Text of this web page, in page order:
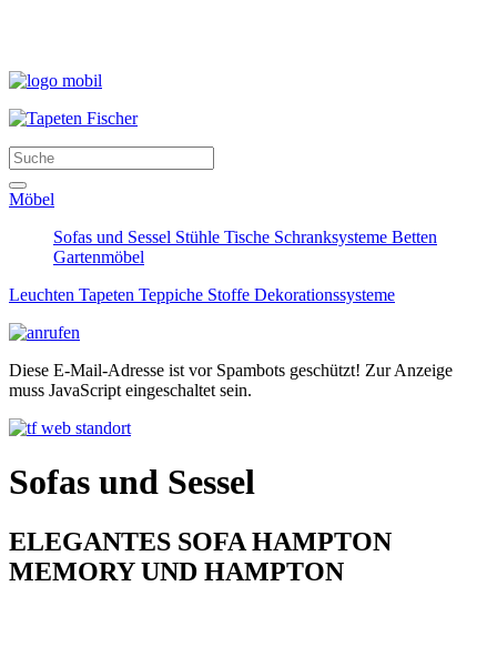
Möbel
Sofas und Sessel Stühle Tische Schranksysteme Betten
Gartenmöbel
Leuchten Tapeten Teppiche Stoffe Dekorationssysteme
Diese E-Mail-Adresse ist vor Spambots geschützt! Zur Anzeige
muss JavaScript eingeschaltet sein.
Sofas und Sessel
ELEGANTES SOFA HAMPTON
MEMORY UND HAMPTON